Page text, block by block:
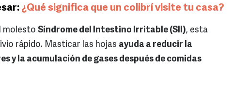
¿Qué significa que un colibrí visite tu casa?
molesto Síndrome del Intestino Irritable (SII), esta
rápido. Masticar las hojas ayuda a reducir la
y la acumulación de gases después de comidas